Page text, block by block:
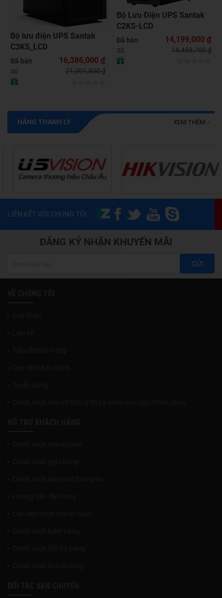
Bộ lưu điện UPS Santak
C3KS_LCD
Đã bán
40
16,386,000 đ
21,301,800đ
Bộ Lưu Điện UPS Santak
C2KS-LCD
Đã bán
30
14,199,000 đ
18,458,700đ
HÀNG THANH LÝ XEM THÊM
LIÊN KẾT VỚI CHÚNG TÔI
ĐĂNG KÝ NHẬN KHUYẾN MÃI
GỬI